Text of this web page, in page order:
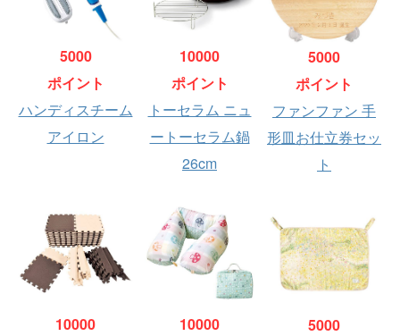
5000
ポイント
ハンディスチーム
アイロン
10000
ポイント
トーセラム ニュ
ートーセラム鍋
26cm
5000
ポイント
ファンファン 手
形皿お仕立券セッ
ト
10000
10000
5000